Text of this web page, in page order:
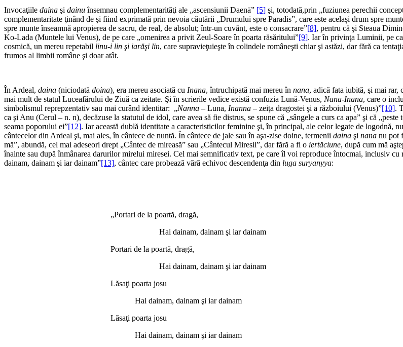
Invocaţiile daina şi dainuînsemnau complementarităţi ale „ascensiunii Daenā” [5] şi, totodată,prin „fuziunea perechii
complementaritate ţinând de şi fiind exprimată prin nevoia căutării „Drumului spre Paradis”, care este același drum spre
spre munte înseamnă apropierea de sacru, de real, de absolut; într-un cuvânt, este o consacrare”[8], pentru că şi Steaua
Ko-Lada (Muntele lui Venus), de pe care „omenirea a privit Zeul-Soare în poarta răsăritului”[9]. Iar în privinţa Luminii, pe
cosmică, un mereu repetabil linu-i lin şi iarăşi lin, care supravieţuieşte în colindele româneşti chiar şi astăzi, dar fără ca
frumos al limbii române şi doar atât.
În Ardeal, daina (niciodată doina), era mereu asociată cu Inana, întruchipată mai mereu în nana, adică fata iubită, şi mai
mai mult de statul Luceafărului de Ziuă ca zeitate. Şi în scrierile vedice există confuzia Lună-Venus, Nana-Inana, care o
simbolismul reprepzentativ sau mai curând identitar: „Nanna – Luna, Inanna – zeiţa dragostei şi a războiului (Venus)”[10].
ca şi Anu (Cerul – n. n), decăzuse la statutul de idol, care avea să fie distrus, se spune că „sângele a curs ca apa” şi că
seama poporului ei”[12]. Iar această dublă identitate a caracteristicilor feminine şi, în principal, ale celor legate de logodnă,
cântecelor din Ardeal şi, mai ales, în cântece de nuntă. În cântece de jale sau în aşa-zise doine, termenii daina şi nana nu pot
mă”, abundă, cel mai adeseori drept „Cântec de mireasă” sau „Cântecul Miresii”, dar fără a fi o iertăciune, după cum mă
înainte sau după înmânarea darurilor mirelui miresei. Cel mai semnificativ text, pe care îl voi reproduce întocmai, inclusiv
dainam, dainam şi iar dainam”[13], cântec care probează vără echivoc descendenţa din luga suryanyya:
„Portari de la poartă, dragă,
Hai dainam, dainam şi iar dainam
Portari de la poartă, dragă,
Hai dainam, dainam şi iar dainam
Lăsaţi poarta josu
Hai dainam, dainam şi iar dainam
Lăsaţi poarta josu
Hai dainam, dainam şi iar dainam